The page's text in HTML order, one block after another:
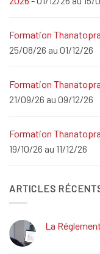
Formation
25/08/26 au 01/12/26
Formation
21/09/26 au 09/12/26
Formation
19/10/26 au 11/12/26
ARTICLES
La